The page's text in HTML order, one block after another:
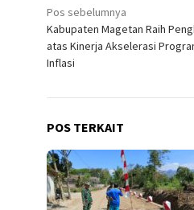
Navigasi
pos
Pos sebelumnya
Kabupaten Magetan Raih
atas Kinerja Akselerasi
Inflasi
POS TERKAIT